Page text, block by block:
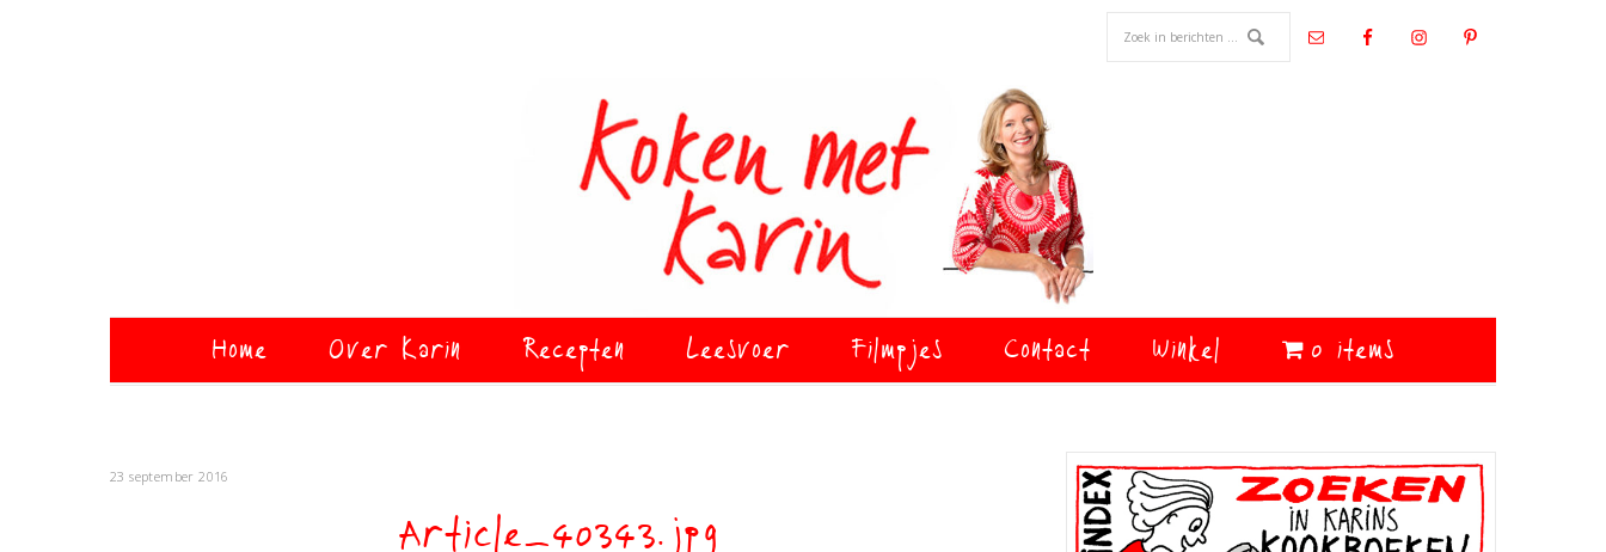
Home Over Karin Recepten Leesvoer Filmpjes Contact Winkel 0 items
23 september 2016
Article_40343.jpg
Primaire
Sidebar